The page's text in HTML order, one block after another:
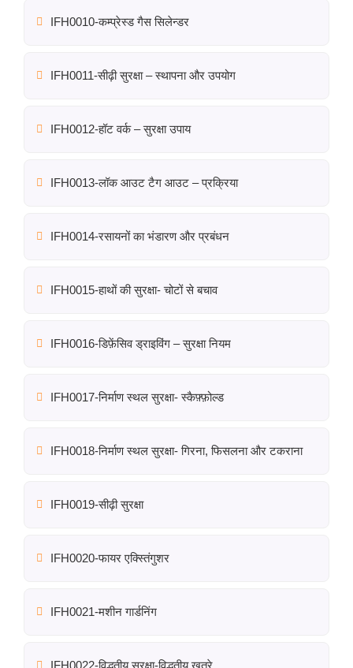
IFH0010-कम्प्रेस्ड गैस सिलेन्डर
IFH0011-सीढ़ी सुरक्षा – स्थापना और उपयोग
IFH0012-हॉट वर्क – सुरक्षा उपाय
IFH0013-लॉक आउट टैग आउट – प्रक्रिया
IFH0014-रसायनों का भंडारण और प्रबंधन
IFH0015-हाथों की सुरक्षा- चोटों से बचाव
IFH0016-डिफ़ेंसिव ड्राइविंग – सुरक्षा नियम
IFH0017-निर्माण स्थल सुरक्षा- स्कैफ़्फ़ोल्ड
IFH0018-निर्माण स्थल सुरक्षा- गिरना, फिसलना और टकराना
IFH0019-सीढ़ी सुरक्षा
IFH0020-फायर एक्स्तिंगुशर
IFH0021-मशीन गार्डनिंग
IFH0022-विद्धुतीय सुरक्षा-विद्धुतीय खतरे